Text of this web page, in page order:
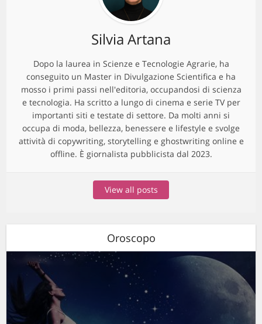
Silvia Artana
Dopo la laurea in Scienze e Tecnologie Agrarie, ha
conseguito un Master in Divulgazione Scientifica e ha
mosso i primi passi nell'editoria, occupandosi di scienza
e tecnologia. Ha scritto a lungo di cinema e serie TV per
importanti siti e testate di settore. Da molti anni si
occupa di moda, bellezza, benessere e lifestyle e svolge
attività di copywriting, storytelling e ghostwriting online e
offline. È giornalista pubblicista dal 2023.
View all posts
Oroscopo